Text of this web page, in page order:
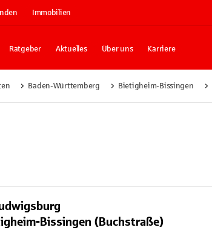
Immobilien
Ratgeber Aktuelles Über uns Karriere
Baden-Württemberg Bietigheim-Bissingen
Bissingen (Buchstraße)